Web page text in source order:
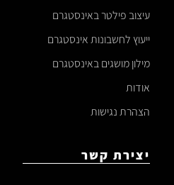
עיצוב פילטר באינסטגרם
ייעוץ לחשבונות אינסטגרם
מילון מושגים באינסטגרם
אודות
הצהרת נגישות
יצירת קשר